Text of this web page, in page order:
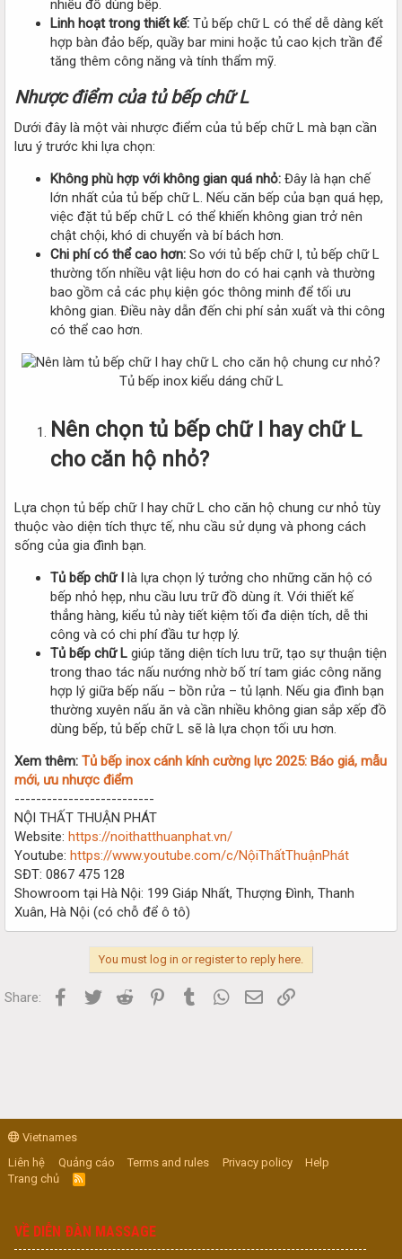
nhiều đồ dùng bếp.
Linh hoạt trong thiết kế: Tủ bếp chữ L có thể dễ dàng kết
hợp bàn đảo bếp, quầy bar mini hoặc tủ cao kịch trần để
tăng thêm công năng và tính thẩm mỹ.
Nhược điểm của tủ bếp chữ L
Dưới đây là một vài nhược điểm của tủ bếp chữ L mà bạn cần
lưu ý trước khi lựa chọn:
Không phù hợp với không gian quá nhỏ: Đây là hạn chế
lớn nhất của tủ bếp chữ L. Nếu căn bếp của bạn quá hẹp,
việc đặt tủ bếp chữ L có thể khiến không gian trở nên
chật chội, khó di chuyển và bí bách hơn.
Chi phí có thể cao hơn: So với tủ bếp chữ I, tủ bếp chữ L
thường tốn nhiều vật liệu hơn do có hai cạnh và thường
bao gồm cả các phụ kiện góc thông minh để tối ưu
không gian. Điều này dẫn đến chi phí sản xuất và thi công
có thể cao hơn.
Tủ bếp inox kiểu dáng chữ L​
Nên chọn tủ bếp chữ I hay chữ L
cho căn hộ nhỏ?
Lựa chọn tủ bếp chữ I hay chữ L cho căn hộ chung cư nhỏ tùy
thuộc vào diện tích thực tế, nhu cầu sử dụng và phong cách
sống của gia đình bạn.
Tủ bếp chữ I là lựa chọn lý tưởng cho những căn hộ có
bếp nhỏ hẹp, nhu cầu lưu trữ đồ dùng ít. Với thiết kế
thẳng hàng, kiểu tủ này tiết kiệm tối đa diện tích, dễ thi
công và có chi phí đầu tư hợp lý.
Tủ bếp chữ L giúp tăng diện tích lưu trữ, tạo sự thuận tiện
trong thao tác nấu nướng nhờ bố trí tam giác công năng
hợp lý giữa bếp nấu – bồn rửa – tủ lạnh. Nếu gia đình bạn
thường xuyên nấu ăn và cần nhiều không gian sắp xếp đồ
dùng bếp, tủ bếp chữ L sẽ là lựa chọn tối ưu hơn.
Xem thêm: Tủ bếp inox cánh kính cường lực 2025: Báo giá, mẫu
mới, ưu nhược điểm
--------------------------
NỘI THẤT THUẬN PHÁT
Website: https://noithatthuanphat.vn/
Youtube: https://www.youtube.com/c/NộiThấtThuậnPhát
SĐT: 0867 475 128
Showroom tại Hà Nội: 199 Giáp Nhất, Thượng Đình, Thanh
Xuân, Hà Nội (có chỗ để ô tô)
You must log in or register to reply here.
Share: Facebook
Twitter Reddit PinterestTumblr WhatsApp
Email
Vietnames
Liên hệ
Quảng cáo Terms and rules Privacy policy
Help
Trang chủ
R
S
VỀ DIỄN ĐÀN MASSAGE